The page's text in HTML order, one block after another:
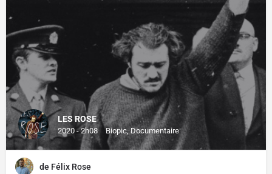
LES ROSE
2020 - 2h08 Biopic, Documentaire
de Félix Rose